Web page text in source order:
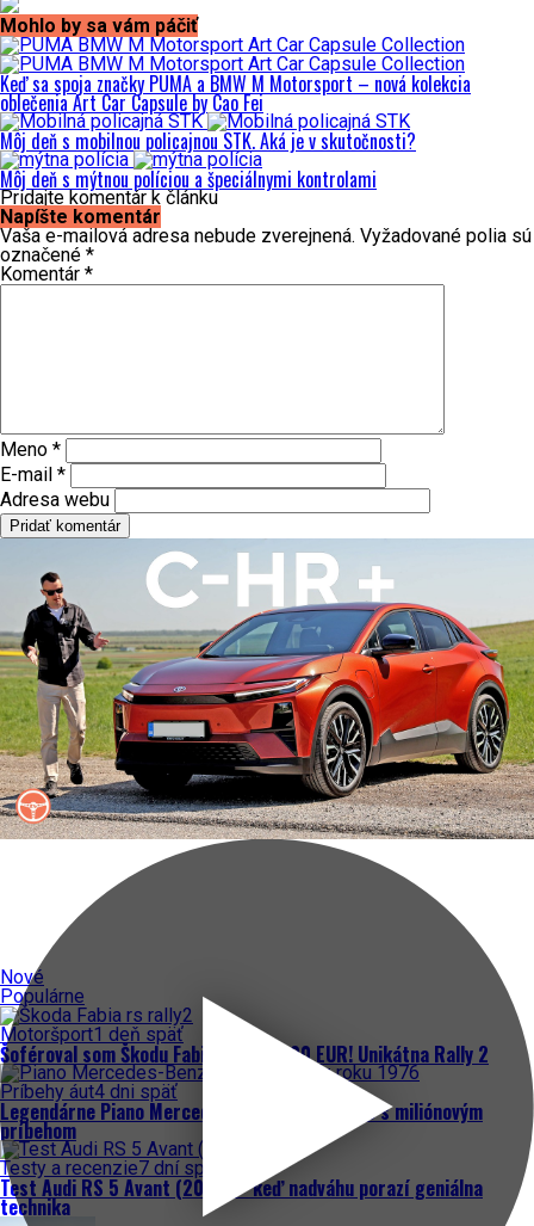
Mohlo by sa vám páčiť
Keď sa spoja značky PUMA a BMW M Motorsport – nová kolekcia
oblečenia Art Car Capsule by Cao Fei
Môj deň s mobilnou policajnou STK. Aká je v skutočnosti?
Môj deň s mýtnou políciou a špeciálnymi kontrolami
Pridajte komentár k článku
Napíšte komentár
Vaša e-mailová adresa nebude zverejnená. Vyžadované polia sú
označené *
Komentár *
Meno *
E-mail *
Adresa webu
Nové
Populárne
Motoršport1 deň späť
Šoféroval som Škodu Fabia za 300 000 EUR! Unikátna Rally 2
Príbehy áut4 dni späť
Legendárne Piano Mercedes-Benz W123 240 D s miliónovým
príbehom
Testy a recenzie7 dní späť
Test Audi RS 5 Avant (2026) – keď nadváhu porazí geniálna
technika